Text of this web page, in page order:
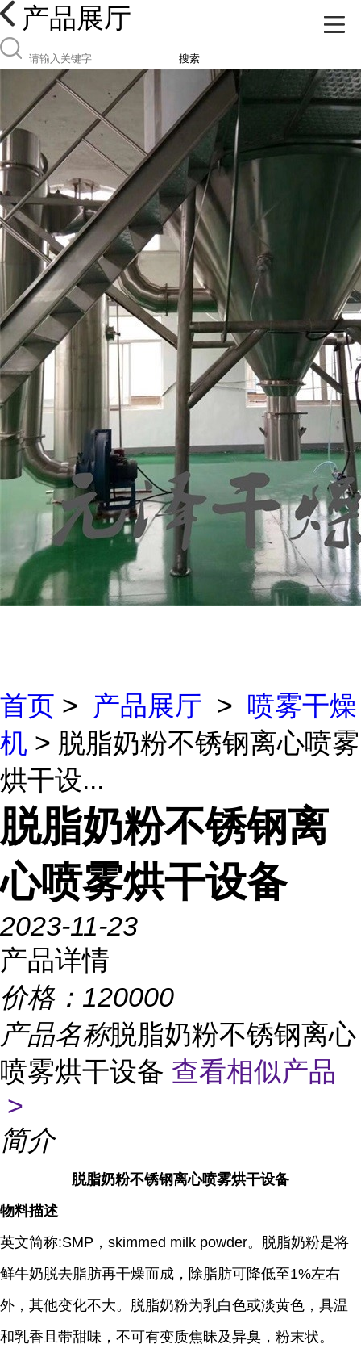
产品展厅
搜索
首页 > 产品展厅 > 喷雾干燥
机 > 脱脂奶粉不锈钢离心喷雾
烘干设...
脱脂奶粉不锈钢离
心喷雾烘干设备
2023-11-23
产品详情
价格： 120000
产品名称脱脂奶粉不锈钢离心
喷雾烘干设备 查看相似产品
>
简介
脱脂奶粉不锈钢离心喷雾烘干设备
物料描述
英文简称:SMP，skimmed milk powder。脱脂奶粉是将
鲜牛奶脱去脂肪再干燥而成，除脂肪可降低至1%左右
外，其他变化不大。脱脂奶粉为乳白色或淡黄色，具温
和乳香且带甜味，不可有变质焦昧及异臭，粉末状。